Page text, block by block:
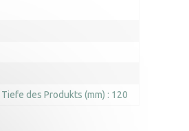
Tiefe des Produkts (mm) : 120